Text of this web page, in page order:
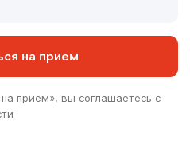
на прием
прием», вы соглашаетесь с